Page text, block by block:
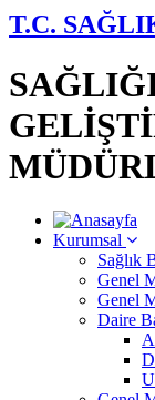
T.C.
Kurumsal
Sağlık
Genel
Genel
Daire